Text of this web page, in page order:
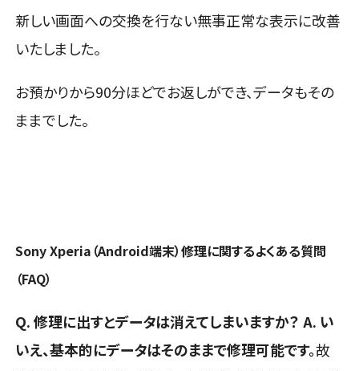
新しい画面への交換を行ない無事正常な表示に改善
いたしました。
お預かりから90分ほどでお返しができ、データもその
ままでした。
Sony Xperia（Android端末）修理に関するよくある質問
（FAQ）
Q. 修理に出すとデータは消えてしまいますか？ A. い
いえ、基本的にデータはそのままで修理可能です。故